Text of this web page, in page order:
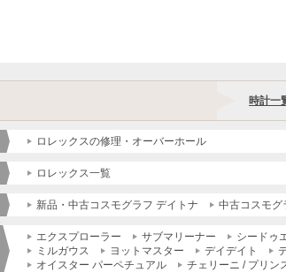
時計一
ロレックスの修理・オーバーホール
ロレックス一覧
新品・中古コスモグラフ デイトナ 中古コスモグ
エクスプローラー サブマリーナー シードゥ
ミルガウス
ヨットマスター デイデイト
オイスター パーペチュアル
チェリーニ / プリン